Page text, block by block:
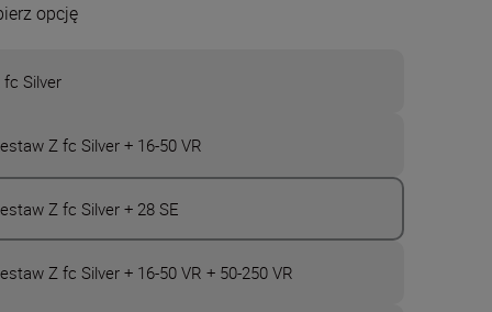
opcję
fc Silver
Z fc Silver + 16-50 VR
Z fc Silver + 28 SE
Z fc Silver + 16-50 VR + 50-250 VR